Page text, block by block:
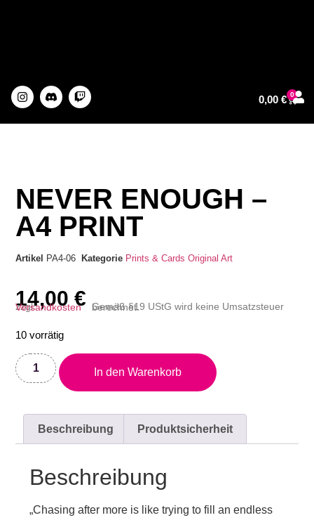
0,00 € 0
NEVER ENOUGH –
A4 PRINT
Artikel PA4-06 Kategorie Prints & Cards Original Art
14,00€
zzgl.
Versandkosten Gemäß §19 UStG wird keine Umsatzsteuer berechnet.
10 vorrätig
In den Warenkorb
Beschreibung Produktsicherheit
Beschreibung
„Chasing after more is like trying to fill an endless